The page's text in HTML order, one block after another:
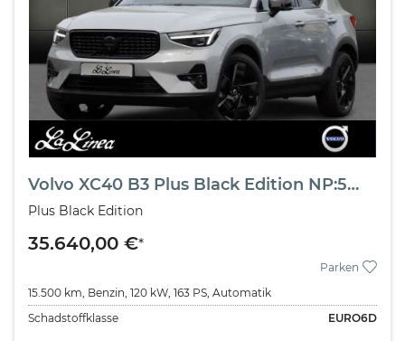
Volvo XC40 B3 Plus Black Edition NP:55.360,-//AHK/360°/HK
Plus Black Edition
35.640,00 €*
Parken
15.500 km, Benzin, 120 kW, 163 PS, Automatik
Schadstoffklasse
EURO6D